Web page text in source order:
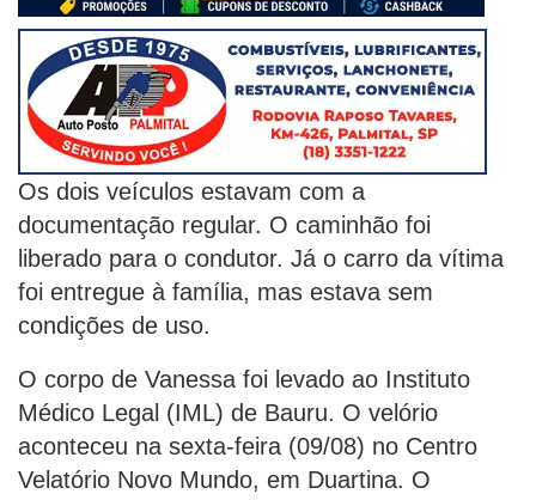
Os dois veículos estavam com a
documentação regular. O caminhão foi
liberado para o condutor. Já o carro da vítima
foi entregue à família, mas estava sem
condições de uso.
O corpo de Vanessa foi levado ao Instituto
Médico Legal (IML) de Bauru. O velório
aconteceu na sexta-feira (09/08) no Centro
Velatório Novo Mundo, em Duartina. O